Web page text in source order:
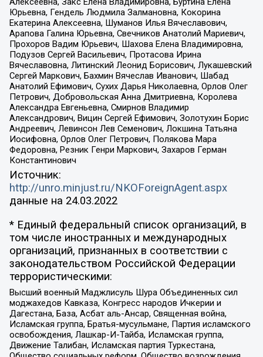
Юрьевна, Гендель Людмила Залмановна, Кокорина
Екатерина Алексеевна, Шуманов Илья Вячеславович,
Арапова Галина Юрьевна, Свечников Анатолий Мариевич,
Прохоров Вадим Юрьевич, Шахова Елена Владимировна,
Подузов Сергей Васильевич, Протасова Ирина
Вячеславовна, Литинский Леонид Борисович, Лукашевский
Сергей Маркович, Бахмин Вячеслав Иванович, Шабад
Анатолий Ефимович, Сухих Дарья Николаевна, Орлов Олег
Петрович, Добровольская Анна Дмитриевна, Королева
Александра Евгеньевна, Смирнов Владимир
Александрович, Вицин Сергей Ефимович, Золотухин Борис
Андреевич, Левинсон Лев Семенович, Локшина Татьяна
Иосифовна, Орлов Олег Петрович, Полякова Мара
Федоровна, Резник Генри Маркович, Захаров Герман
Константинович
Источник:
http://unro.minjust.ru/NKOForeignAgent.aspx
данные на 24.03.2022
* Единый федеральный список организаций, в
том числе иностранных и международных
организаций, признанных в соответствии с
законодательством Российской Федерации
террористическими:
Высший военный Маджлисуль Шура Объединенных сил
моджахедов Кавказа, Конгресс народов Ичкерии и
Дагестана, База, Асбат аль-Ансар, Священная война,
Исламская группа, Братья-мусульмане, Партия исламского
освобождения, Лашкар-И-Тайба, Исламская группа,
Движение Талибан, Исламская партия Туркестана,